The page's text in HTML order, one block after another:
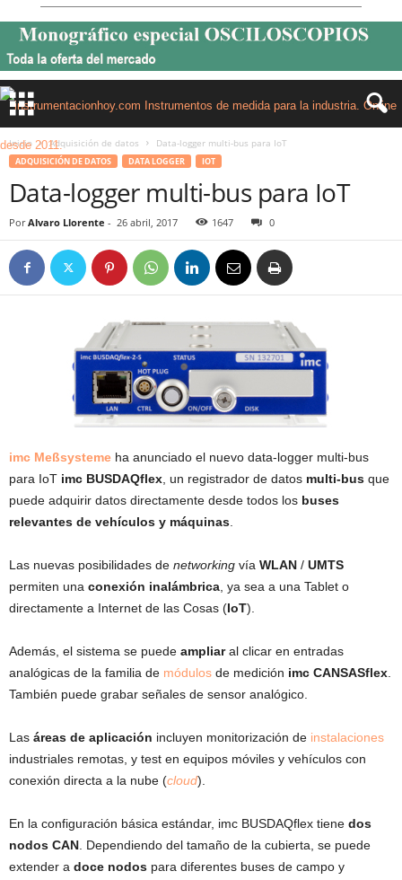
Inicio Adquisición de datos Data-logger multi-bus para IoT
ADQUISICIÓN DE DATOS DATA LOGGER IOT
Data-logger multi-bus para IoT
Por Alvaro Llorente - 26 abril, 2017 1647 0
imc Meßsysteme ha anunciado el nuevo data-logger multi-bus
para IoT imc BUSDAQflex , un registrador de datos multi-bus que
puede adquirir datos directamente desde todos los buses
relevantes de vehículos y máquinas
Las nuevas posibilidades de networking vía WLAN / UMTS
permiten una conexión inalámbrica , ya sea a una Tablet o
directamente a Internet de las Cosas (IoT).
Además, el sistema se puede ampliaral clicar en entradas
analógicas de la familia de módulos de medición imc CANSASflex
También puede grabar señales de sensor analógico.
Las áreas de aplicación incluyen monitorización de instalaciones
industriales remotas, y test en equipos móviles y vehículos con
conexión directa a la nube (cloud).
En la configuración básica estándar, imc BUSDAQflex tiene dos
nodos CAN . Dependiendo del tamaño de la cubierta, se puede
extender a doce nodos para diferentes buses de campo y